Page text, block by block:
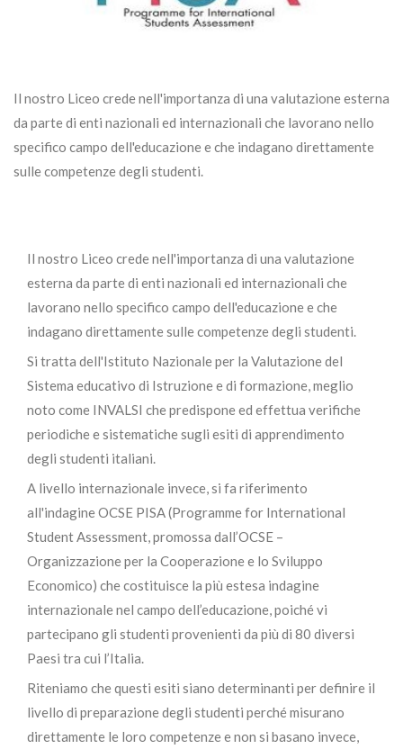
Il nostro Liceo crede nell'importanza di una valutazione esterna
da parte di enti nazionali ed internazionali che lavorano nello
specifico campo dell'educazione e che indagano direttamente
sulle competenze degli studenti.
Il nostro Liceo crede nell'importanza di una valutazione
esterna da parte di enti nazionali ed internazionali che
lavorano nello specifico campo dell'educazione e che
indagano direttamente sulle competenze degli studenti.
Si tratta dell'Istituto Nazionale per la Valutazione del
Sistema educativo di Istruzione e di formazione, meglio
noto come INVALSI che predispone ed effettua verifiche
periodiche e sistematiche sugli esiti di apprendimento
degli studenti italiani.
A livello internazionale invece, si fa riferimento
all'indagine OCSE PISA (Programme for International
Student Assessment, promossa dall’OCSE –
Organizzazione per la Cooperazione e lo Sviluppo
Economico) che costituisce la più estesa indagine
internazionale nel campo dell’educazione, poiché vi
partecipano gli studenti provenienti da più di 80 diversi
Paesi tra cui l’Italia.
Riteniamo che questi esiti siano determinanti per definire il
livello di preparazione degli studenti perché misurano
direttamente le loro competenze e non si basano invece,